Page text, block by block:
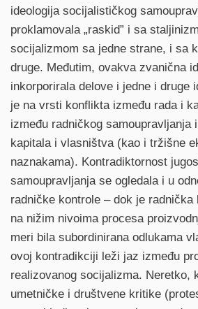
ideologija socijalističkog
proklamovala „raskid” i sa
socijalizmom sa jedne strane, i sa
druge. Međutim, ovakva zvanična
inkorporirala delove i jedne i druge
je na vrsti konflikta između rada i
između radničkog samoupravljanja
kapitala i vlasništva (kao i tržišne
naznakama). Kontradiktornost
samoupravljanja se ogledala i u
radničke kontrole – dok je radnička
na nižim nivoima procesa
meri bila subordinirana odlukama
ovoj kontradikciji leži jaz između
realizovanog socijalizma. Neretko,
umetničke i društvene kritike